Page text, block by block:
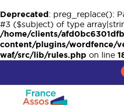
Deprecated: preg_replace():
#3 ($subject) of type
/home/clients/
content/plugins/wordfence/
waf/src/lib/rules.php on line